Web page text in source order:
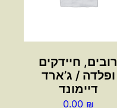
רובים, חיידקים
ופלדה / ג’ארד
דיימונד
0.00 ₪